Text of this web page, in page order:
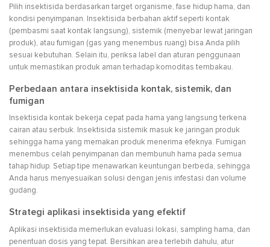
Pilih insektisida berdasarkan target organisme, fase hidup hama, dan
kondisi penyimpanan. Insektisida berbahan aktif seperti kontak
(pembasmi saat kontak langsung), sistemik (menyebar lewat jaringan
produk), atau fumigan (gas yang menembus ruang) bisa Anda pilih
sesuai kebutuhan. Selain itu, periksa label dan aturan penggunaan
untuk memastikan produk aman terhadap komoditas tembakau.
Perbedaan antara insektisida kontak, sistemik, dan
fumigan
Insektisida kontak bekerja cepat pada hama yang langsung terkena
cairan atau serbuk. Insektisida sistemik masuk ke jaringan produk
sehingga hama yang memakan produk menerima efeknya. Fumigan
menembus celah penyimpanan dan membunuh hama pada semua
tahap hidup. Setiap tipe menawarkan keuntungan berbeda, sehingga
Anda harus menyesuaikan solusi dengan jenis infestasi dan volume
gudang.
Strategi aplikasi insektisida yang efektif
Aplikasi insektisida memerlukan evaluasi lokasi, sampling hama, dan
penentuan dosis yang tepat. Bersihkan area terlebih dahulu, atur